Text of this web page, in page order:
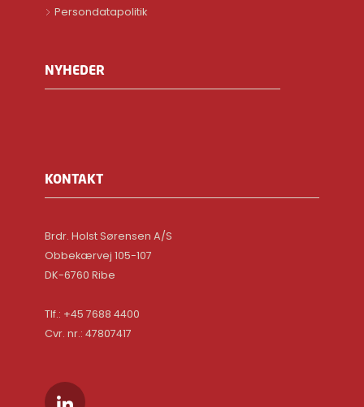
Persondatapolitik
NYHEDER
KONTAKT
Brdr. Holst Sørensen A/S
Obbekærvej 105-107
DK-6760 Ribe
Tlf.: +45 7688 4400
Cvr. nr.: 47807417